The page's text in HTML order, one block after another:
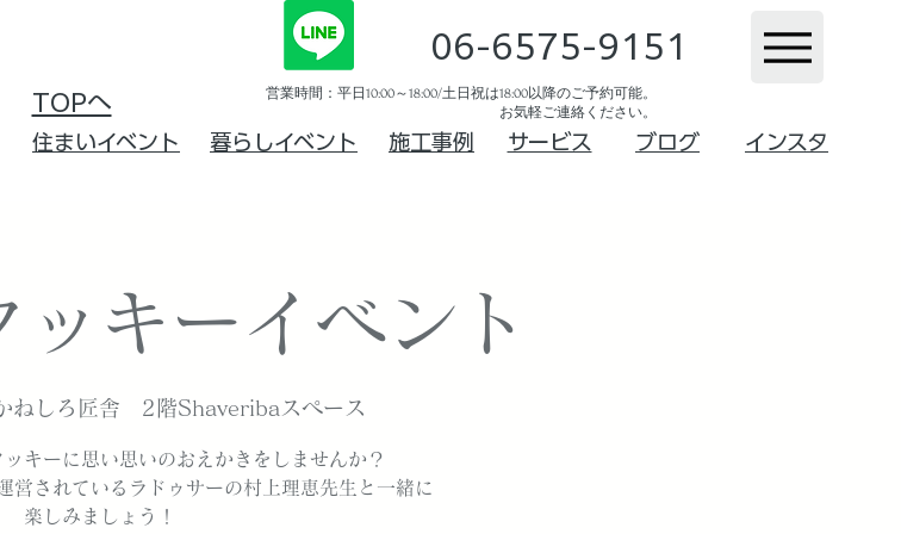
TOPへ
06-6575-9151
営業時間：平日10:00～18:00/土日祝は18:00以降のご予約可能。
お気軽ご連絡ください。​
住まいイベント 暮らしイベント ​施工事例 サービス ブログ インスタ
ッキーイベント
ねしろ匠舎 2階Shaveribaスペース
キーに思い思いのおえかきをしませんか？
営されているラドゥサーの村上理恵先生と一緒に
楽しみましょう！